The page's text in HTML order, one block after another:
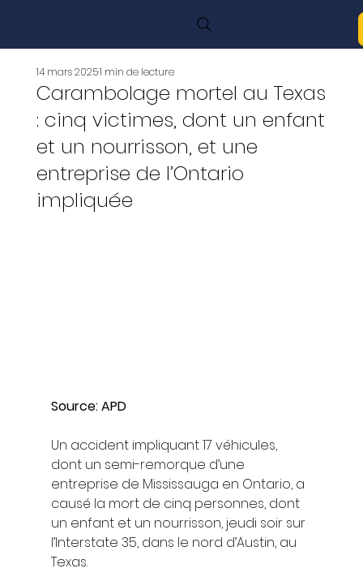
Carambolage mortel au Texas
: cinq victimes, dont un enfant
et un nourrisson, et une
entreprise de l’Ontario
impliquée
14 mars 20251 min de lecture
Source: APD
Un accident impliquant 17 véhicules,
dont un semi-remorque d’une
entreprise de Mississauga en Ontario, a
causé la mort de cinq personnes, dont
un enfant et un nourrisson, jeudi soir sur
l’Interstate 35, dans le nord d’Austin, au
Texas.